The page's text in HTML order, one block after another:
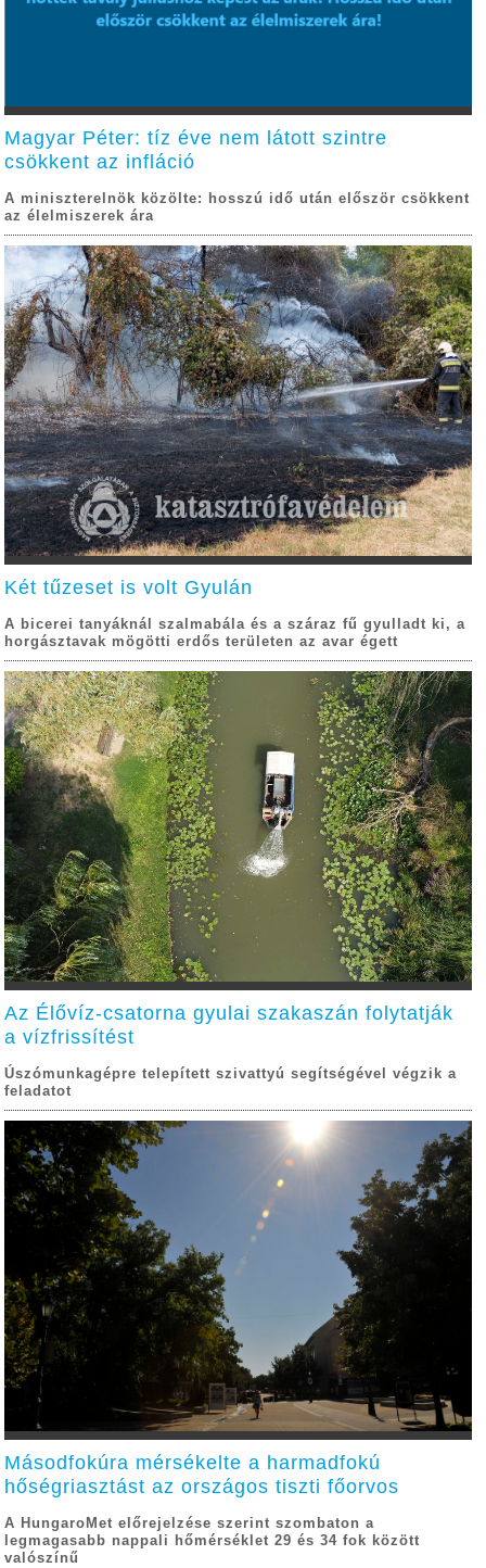
Magyar Péter: tíz éve nem látott szintre
csökkent az infláció
A miniszterelnök közölte: hosszú idő után először csökkent
az élelmiszerek ára
Két tűzeset is volt Gyulán
A bicerei tanyáknál szalmabála és a száraz fű gyulladt ki, a
horgásztavak mögötti erdős területen az avar égett
Az Élővíz-csatorna gyulai szakaszán folytatják
a vízfrissítést
Úszómunkagépre telepített szivattyú segítségével végzik a
feladatot
Másodfokúra mérsékelte a harmadfokú
hőségriasztást az országos tiszti főorvos
A HungaroMet előrejelzése szerint szombaton a
legmagasabb nappali hőmérséklet 29 és 34 fok között
valószínű